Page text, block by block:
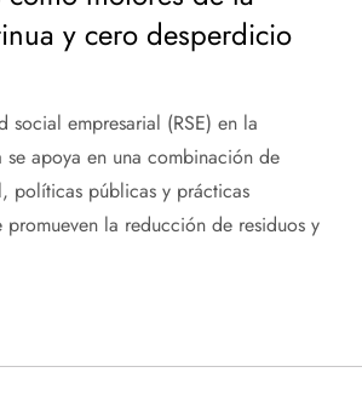
y cero desperdicio
social empresarial (RSE) en la
se apoya en una combinación de
políticas públicas y prácticas
promueven la reducción de residuos y